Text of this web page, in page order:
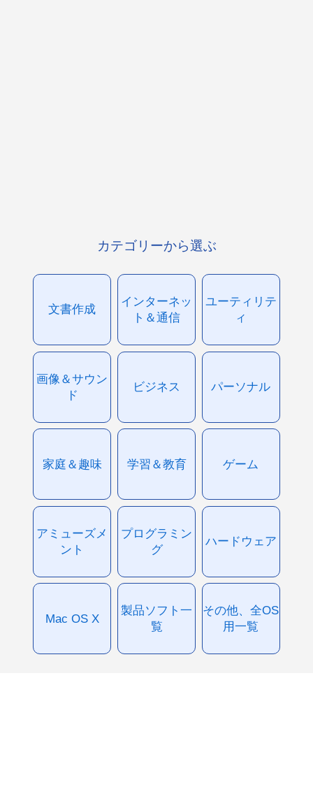
カテゴリーから選ぶ
文書作成
インターネッ
ト＆通信
ユーティリテ
ィ
画像＆サウン
ド
ビジネス パーソナル
家庭＆趣味 学習＆教育 ゲーム
アミューズメ
ント
プログラミン
グ
ハードウェア
Mac OS X
製品ソフト一
覧
その他、全OS
用一覧